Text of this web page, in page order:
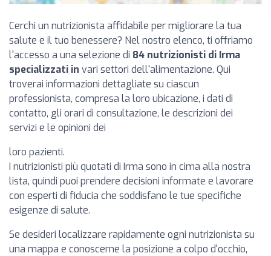
Cerchi un nutrizionista affidabile per migliorare la tua
salute e il tuo benessere? Nel nostro elenco, ti offriamo
l'accesso a una selezione di 84 nutrizionisti di Irma
specializzati in vari settori dell'alimentazione. Qui
troverai informazioni dettagliate su ciascun
professionista, compresa la loro ubicazione, i dati di
contatto, gli orari di consultazione, le descrizioni dei
servizi e le opinioni dei
loro pazienti.
I nutrizionisti più quotati di Irma sono in cima alla nostra
lista, quindi puoi prendere decisioni informate e lavorare
con esperti di fiducia che soddisfano le tue specifiche
esigenze di salute.
Se desideri localizzare rapidamente ogni nutrizionista su
una mappa e conoscerne la posizione a colpo d'occhio,